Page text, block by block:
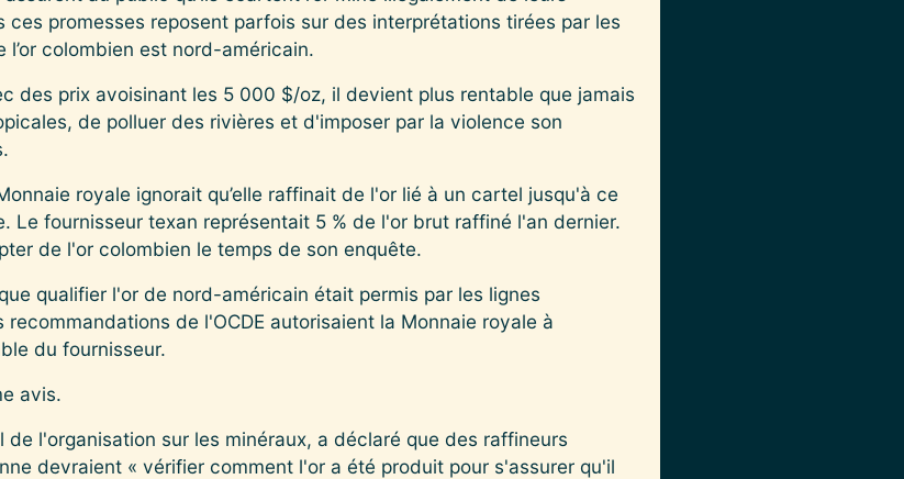
ces promesses reposent parfois sur des interprétations tirées par les
l’or colombien est nord-américain.
des prix avoisinant les 5 000 $/oz, il devient plus rentable que jamais
de polluer des rivières et d'imposer par la violence son
royale ignorait qu’elle raffinait de l'or lié à un cartel jusqu'à ce
Le fournisseur texan représentait 5 % de l'or brut raffiné l'an dernier.
de l'or colombien le temps de son enquête.
qualifier l'or de nord-américain était permis par les lignes
de l'OCDE autorisaient la Monnaie royale à
du fournisseur.
avis.
l'organisation sur les minéraux, a déclaré que des raffineurs
devraient « vérifier comment l'or a été produit pour s'assurer qu'il